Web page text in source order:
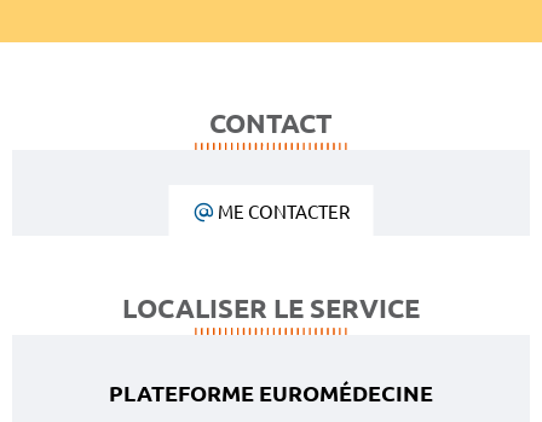
CONTACT
ME CONTACTER
LOCALISER LE SERVICE
PLATEFORME EUROMÉDECINE